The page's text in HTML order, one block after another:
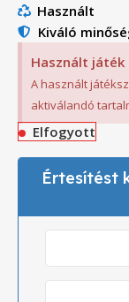
Használt
Kiváló
Használt játék
A használt
aktiválandó
Elfogyott
Értesítést